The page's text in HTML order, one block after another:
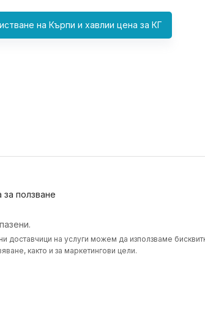
на Кърпи и хавлии цена за КГ
за ползване
доставчици на услуги можем да използваме
както и за маркетингови цели.